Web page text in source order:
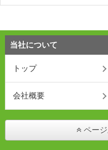
当社について
トップ
会社概要
ペー